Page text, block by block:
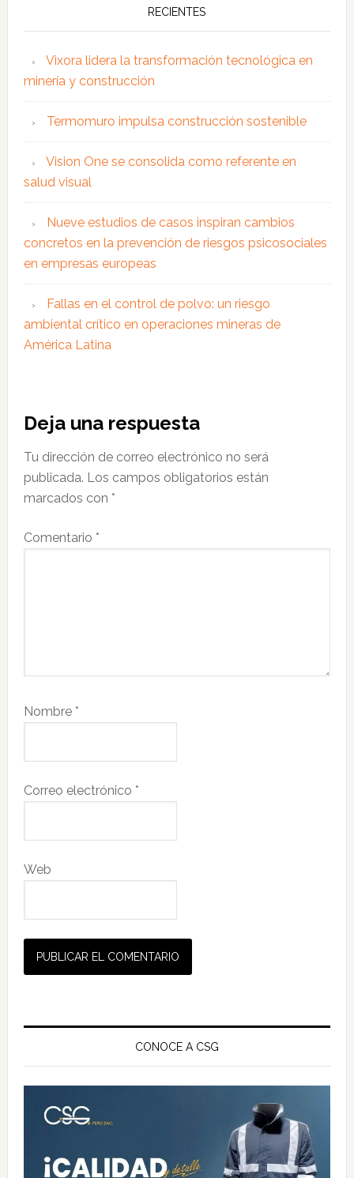
RECIENTES
Vixora lidera la transformación tecnológica en
minería y construcción
Termomuro impulsa construcción sostenible
Vision One se consolida como referente en
salud visual
Nueve estudios de casos inspiran cambios
concretos en la prevención de riesgos psicosociales
en empresas europeas
Fallas en el control de polvo: un riesgo
ambiental crítico en operaciones mineras de
América Latina
Interacciones
con
los
lectores
Deja una respuesta
Tu dirección de correo electrónico no será
publicada. Los campos obligatorios están
marcados con *
Comentario *
Nombre *
Correo electrónico *
Web
Barra
principal
CONOCE A CSG